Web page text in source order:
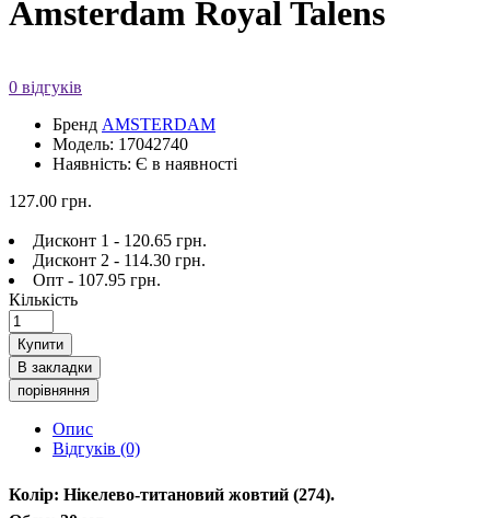
Amsterdam Royal Talens
0 відгуків
Бренд AMSTERDAM
Модель: 17042740
Наявність: Є в наявності
127.00 грн.
Дисконт 1 - 120.65 грн.
Дисконт 2 - 114.30 грн.
Опт - 107.95 грн.
Кількість
Купити
В закладки
порівняння
Опис
Відгуків (0)
Колір: Нікелево-титановий жовтий (274).